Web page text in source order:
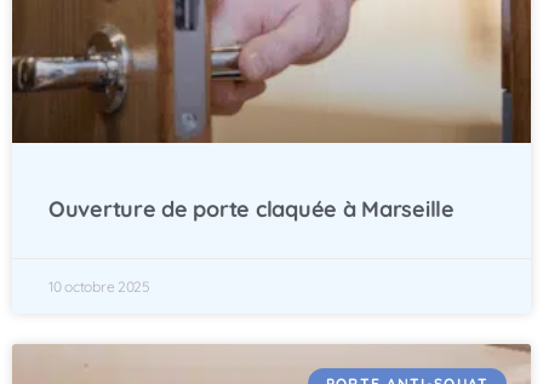
Ouverture de porte claquée à Marseille
10 octobre 2025